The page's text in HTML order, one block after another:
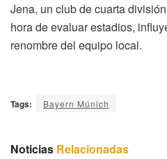
Jena, un club de cuarta
hora de evaluar estadios,
renombre del equipo local.
Tags: Bayern Múnich
Noticias Relacionadas